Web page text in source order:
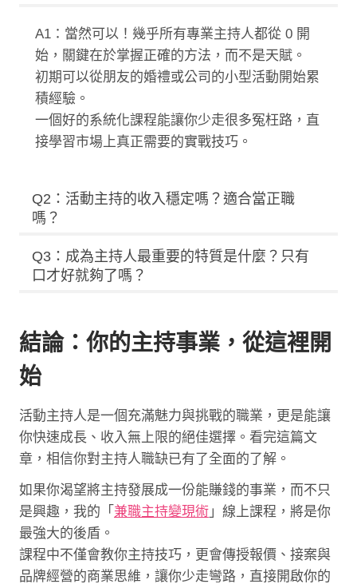
A1：當然可以！幾乎所有專業主持人都從 0 開
始，關鍵在於掌握正確的方法，而不是天賦。
初期可以從朋友的婚禮或公司的小型活動開始累
積經驗。
一個好的系統化課程能讓你少走很多冤枉路，直
接學習市場上真正需要的實戰技巧。
Q2：活動主持的收入穩定嗎？適合當正職
嗎？
Q3：成為主持人最重要的特質是什麼？只有
口才好就夠了嗎？
結論：你的主持事業，從這裡開
始
活動主持人是一個充滿魅力與挑戰的職業，更是能讓
你快速成長、收入無上限的絕佳選擇。看完這篇文
章，相信你對主持人職缺已有了全面的了解。
如果你渴望將主持發展成一份能賺錢的事業，而不只
是興趣，我的「 兼職主持變現術 」線上課程，將是你
最強大的後盾。
課程中不僅會教你主持技巧，更會傳授報價、接案與
品牌經營的商業思維，讓你少走彎路，直接開啟你的